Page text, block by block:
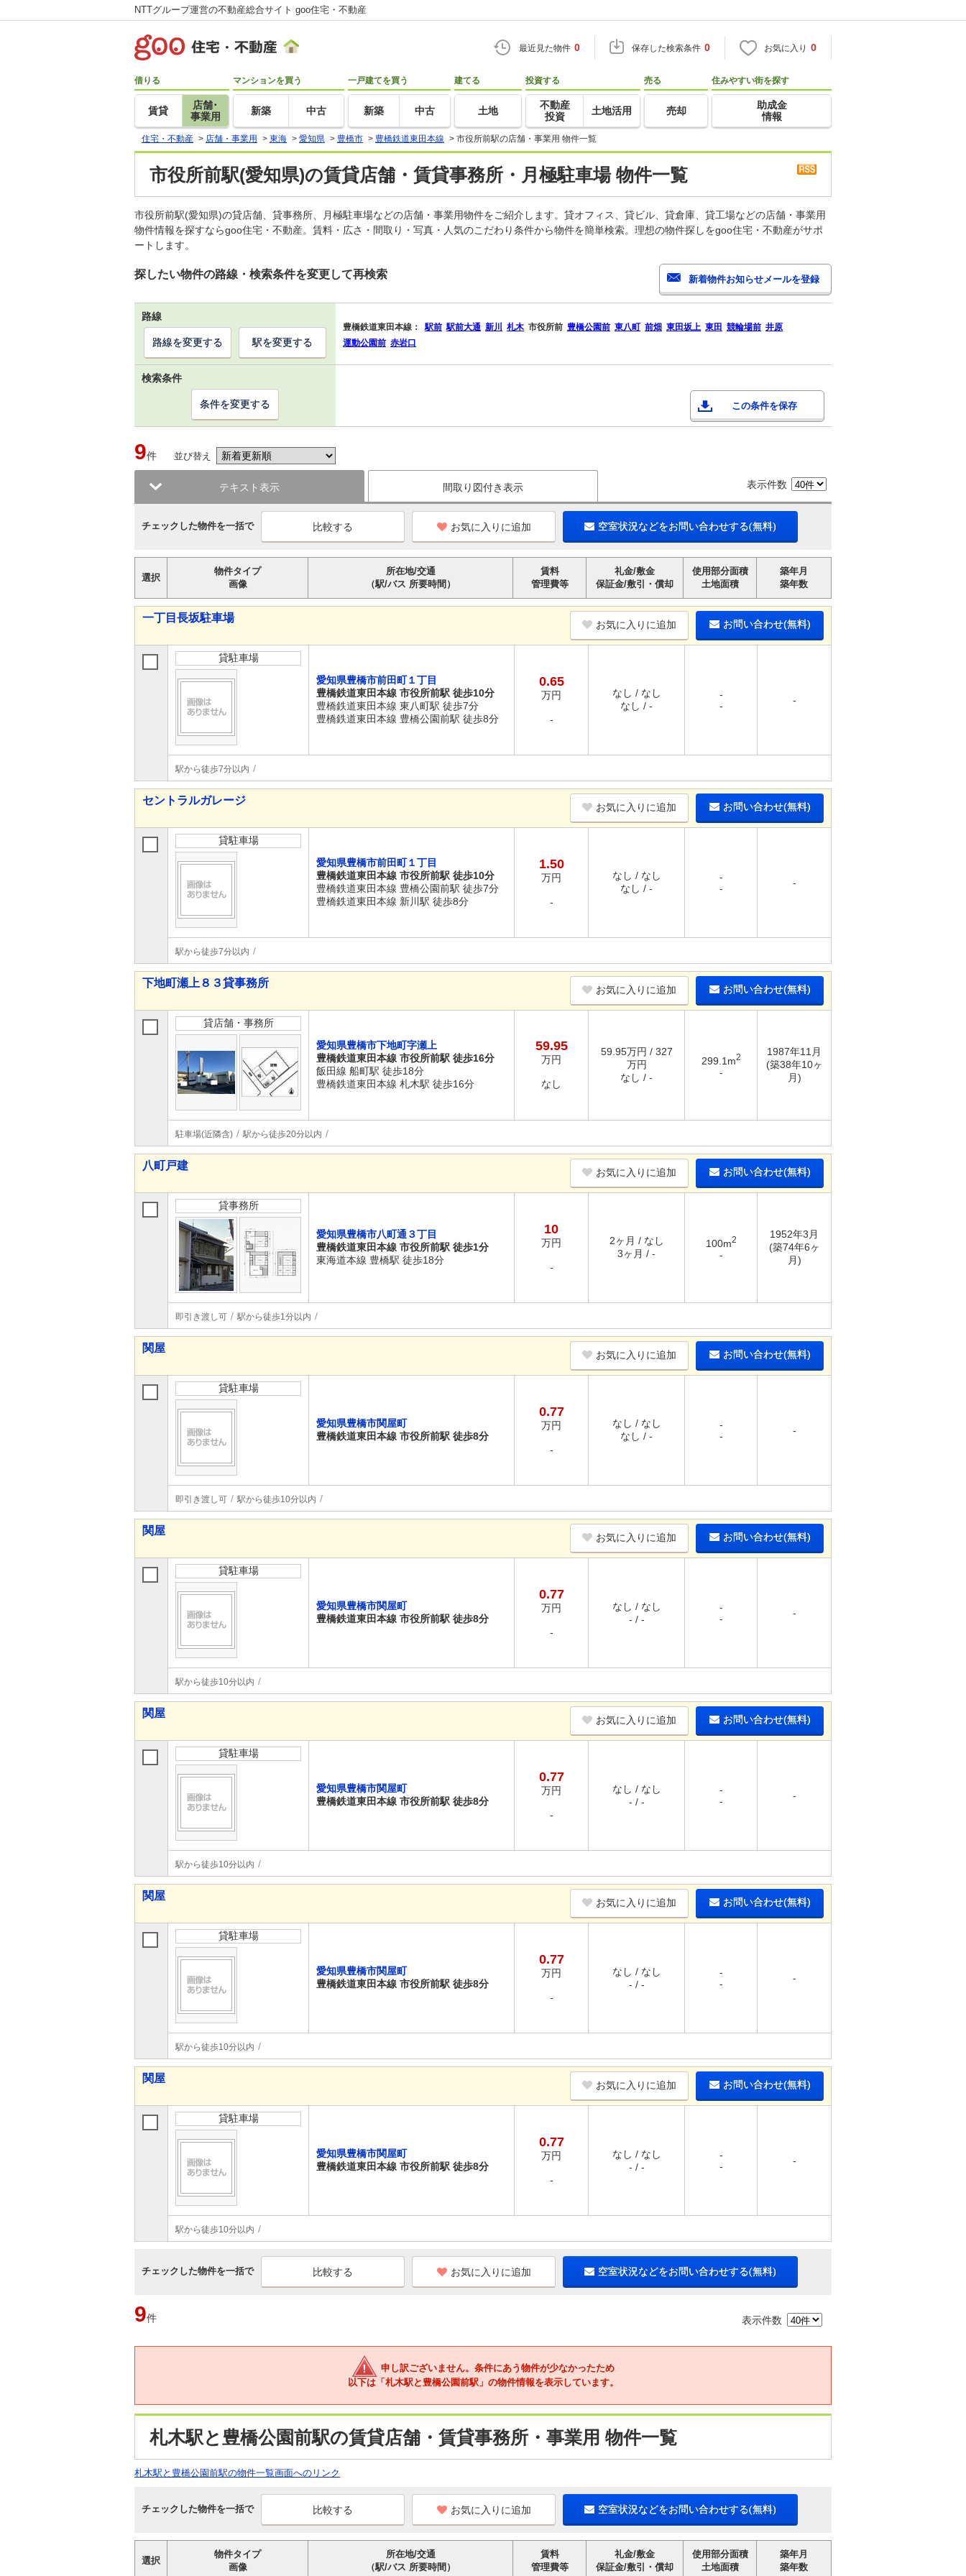
NTTグループ運営の不動産総合サイト goo住宅・不動産
最近見た物件 0 保存した検索条件 0 お気に入り 0
借りる
賃貸
店舗･
事業用
マンションを買う
新築 中古
一戸建てを買う
新築 中古
建てる
土地
投資する
不動産
投資
土地活用
売る
売却
住みやすい街を探す
助成金
情報
住宅・不動産 > 店舗・事業用 > 東海 > 愛知県 > 豊橋市 > 豊橋鉄道東田本線 > 市役所前駅の店舗・事業用 物件一覧
市役所前駅(愛知県)の賃貸店舗・賃貸事務所・月極駐車場 物件一覧
市役所前駅(愛知県)の貸店舗、貸事務所、月極駐車場などの店舗・事業用物件をご紹介します。貸オフィス、貸ビル、貸倉庫、貸工場などの店舗・事業用
物件情報を探すならgoo住宅・不動産。賃料・広さ・間取り・写真・人気のこだわり条件から物件を簡単検索。理想の物件探しをgoo住宅・不動産がサポ
ートします。
探したい物件の路線・検索条件を変更して再検索
路線
豊橋鉄道東田本線： 駅前 駅前大通 新川 札木 市役所前 豊橋公園前 東八町 前畑 東田坂上 東田 競輪場前 井原
運動公園前 赤岩口
路線を変更する 駅を変更する
検索条件
この条件を保存
条件を変更する
9件 並び替え
テキスト表示 間取り図付き表示 表示件数
チェックした物件を一括で お気に入りに追加 空室状況などをお問い合わせする(無料)
選択
物件タイプ
画像
所在地/交通
（駅/バス 所要時間）
賃料
管理費等
礼金/敷金
保証金/敷引・償却
使用部分面積
土地面積
築年月
築年数
一丁目長坂駐車場
お気に入りに追加 お問い合わせ(無料)
貸駐車場
愛知県豊橋市前田町１丁目
豊橋鉄道東田本線 市役所前駅 徒歩10分
豊橋鉄道東田本線 東八町駅 徒歩7分
豊橋鉄道東田本線 豊橋公園前駅 徒歩8分
0.65
万円
-
なし / なし
なし / -
-
-
-
駅から徒歩7分以内
セントラルガレージ
お気に入りに追加 お問い合わせ(無料)
貸駐車場
愛知県豊橋市前田町１丁目
豊橋鉄道東田本線 市役所前駅 徒歩10分
豊橋鉄道東田本線 豊橋公園前駅 徒歩7分
豊橋鉄道東田本線 新川駅 徒歩8分
1.50
万円
-
なし / なし
なし / -
-
-
-
駅から徒歩7分以内
下地町瀬上８３貸事務所
お気に入りに追加 お問い合わせ(無料)
貸店舗・事務所
愛知県豊橋市下地町字瀬上
豊橋鉄道東田本線 市役所前駅 徒歩16分
飯田線 船町駅 徒歩18分
豊橋鉄道東田本線 札木駅 徒歩16分
59.95
万円
なし
59.95万円 / 327
万円
なし / -
299.1m2
-
1987年11月
(築38年10ヶ
月)
駐車場(近隣含) 駅から徒歩20分以内
八町戸建
お気に入りに追加 お問い合わせ(無料)
貸事務所
愛知県豊橋市八町通３丁目
豊橋鉄道東田本線 市役所前駅 徒歩1分
東海道本線 豊橋駅 徒歩18分
10
万円
-
2ヶ月 / なし
3ヶ月 / -
100m2
-
1952年3月
(築74年6ヶ
月)
即引き渡し可 駅から徒歩1分以内
関屋
お気に入りに追加 お問い合わせ(無料)
貸駐車場
愛知県豊橋市関屋町
豊橋鉄道東田本線 市役所前駅 徒歩8分
0.77
万円
-
なし / なし
なし / -
-
-
-
即引き渡し可 駅から徒歩10分以内
関屋
お気に入りに追加 お問い合わせ(無料)
貸駐車場
愛知県豊橋市関屋町
豊橋鉄道東田本線 市役所前駅 徒歩8分
0.77
万円
-
なし / なし
- / -
-
-
-
駅から徒歩10分以内
関屋
お気に入りに追加 お問い合わせ(無料)
貸駐車場
愛知県豊橋市関屋町
豊橋鉄道東田本線 市役所前駅 徒歩8分
0.77
万円
-
なし / なし
- / -
-
-
-
駅から徒歩10分以内
関屋
お気に入りに追加 お問い合わせ(無料)
貸駐車場
愛知県豊橋市関屋町
豊橋鉄道東田本線 市役所前駅 徒歩8分
0.77
万円
-
なし / なし
- / -
-
-
-
駅から徒歩10分以内
関屋
お気に入りに追加 お問い合わせ(無料)
貸駐車場
愛知県豊橋市関屋町
豊橋鉄道東田本線 市役所前駅 徒歩8分
0.77
万円
-
なし / なし
- / -
-
-
-
駅から徒歩10分以内
チェックした物件を一括で お気に入りに追加 空室状況などをお問い合わせする(無料)
9件 表示件数
申し訳ございません。条件にあう物件が少なかったため
以下は「札木駅と豊橋公園前駅」の物件情報を表示しています。
札木駅と豊橋公園前駅の賃貸店舗・賃貸事務所・事業用 物件一覧
札木駅と豊橋公園前駅の物件一覧画面へのリンク
チェックした物件を一括で お気に入りに追加 空室状況などをお問い合わせする(無料)
選択
物件タイプ
画像
所在地/交通
（駅/バス 所要時間）
賃料
管理費等
礼金/敷金
保証金/敷引・償却
使用部分面積
土地面積
築年月
築年数